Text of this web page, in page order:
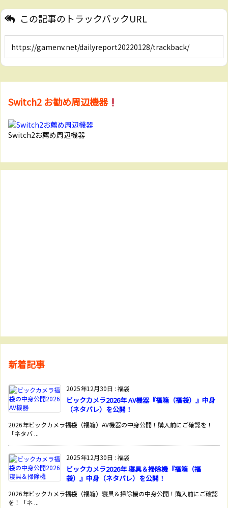
この記事のトラックバックURL
Switch2 お勧め周辺機器
Switch2お薦め周辺機器
新着記事
2025年12月30日 : 福袋
ビックカメラ2026年 AV機器『福箱（福袋）』中身
（ネタバレ）を公開！
2026年ビックカメラ福袋（福箱）AV機器の中身公開！購入前にご確認を！
「ネタバ ...
2025年12月30日 : 福袋
ビックカメラ2026年 寝具＆掃除機『福箱（福
袋）』中身（ネタバレ）を公開！
2026年ビックカメラ福袋（福箱）寝具＆掃除機の中身公開！購入前にご確認
を！「ネ ...